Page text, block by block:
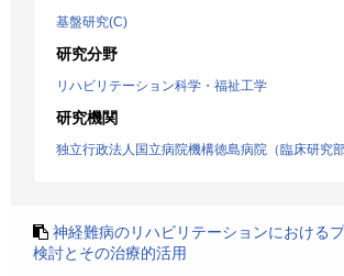
基盤研究(C)
研究分野
リハビリテーション科学・福祉工学
研究機関
独立行政法人国立病院機構徳島病院（臨床研究部
神経難病のリハビリテーションにおける
検討とその治療的活用